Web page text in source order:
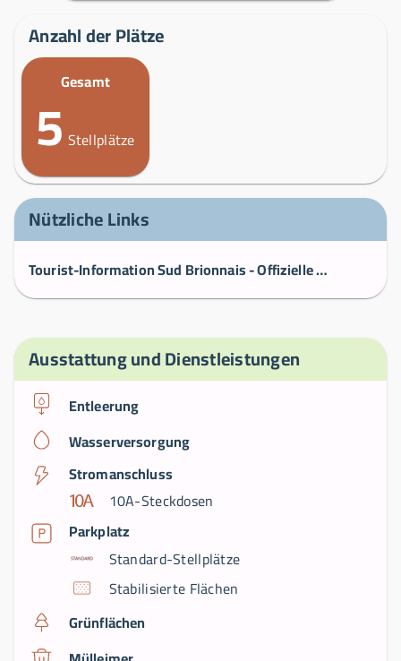
Anzahl der Plätze
Gesamt
5 Stellplätze
Nützliche Links
Tourist-Information Sud Brionnais - Offizielle Website - Tourismus Sud Brionnais
Ausstattung und Dienstleistungen
Entleerung
Wasserversorgung
Stromanschluss
10A-Steckdosen
Parkplatz
Standard-Stellplätze
Stabilisierte Flächen
Grünflächen